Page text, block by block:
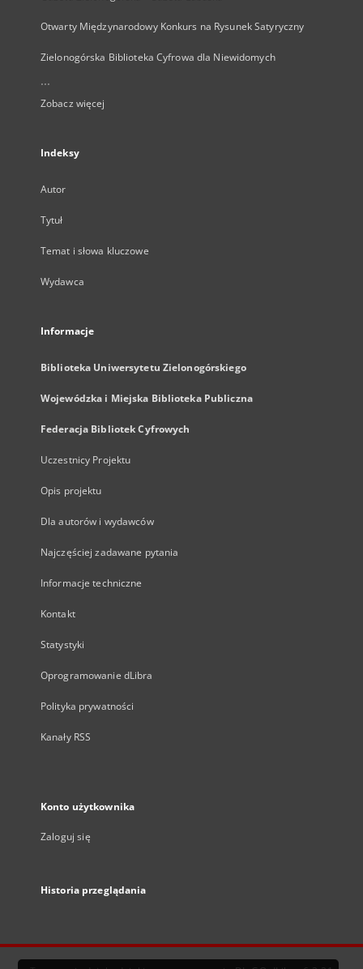
Otwarty Międzynarodowy Konkurs na Rysunek Satyryczny
Zielonogórska Biblioteka Cyfrowa dla Niewidomych
...
Zobacz więcej
Indeksy
Autor
Tytuł
Temat i słowa kluczowe
Wydawca
Informacje
Biblioteka Uniwersytetu Zielonogórskiego
Wojewódzka i Miejska Biblioteka Publiczna
Federacja Bibliotek Cyfrowych
Uczestnicy Projektu
Opis projektu
Dla autorów i wydawców
Najczęściej zadawane pytania
Informacje techniczne
Kontakt
Statystyki
Oprogramowanie dLibra
Polityka prywatności
Kanały RSS
Konto użytkownika
Zaloguj się
Historia przeglądania